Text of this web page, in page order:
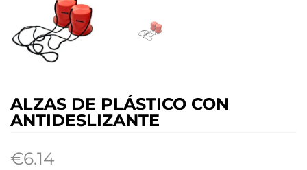
ALZAS DE PLÁSTICO CON
ANTIDESLIZANTE
€6.14